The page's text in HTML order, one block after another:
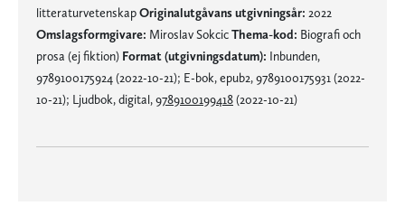
litteraturvetenskapOriginalutgåvans utgivningsår: 2022
Omslagsformgivare: Miroslav SokcicThema-kod: Biografi och
prosa (ej fiktion) Format (utgivningsdatum): Inbunden,
9789100175924 (2022-10-21); E-bok, epub2, 9789100175931 (2022-
10-21); Ljudbok, digital,9789100199418(2022-10-21)